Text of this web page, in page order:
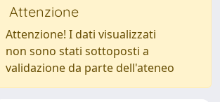
Attenzione
Attenzione! I dati visualizzati
non sono stati sottoposti a
validazione da parte dell'ateneo